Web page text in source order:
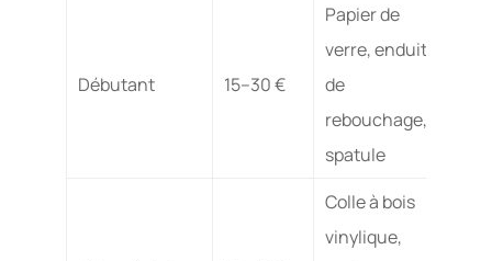
Débutant 15–30 €
Papier de
verre, enduit
de
rebouchage,
spatule
Colle à bois
vinylique,